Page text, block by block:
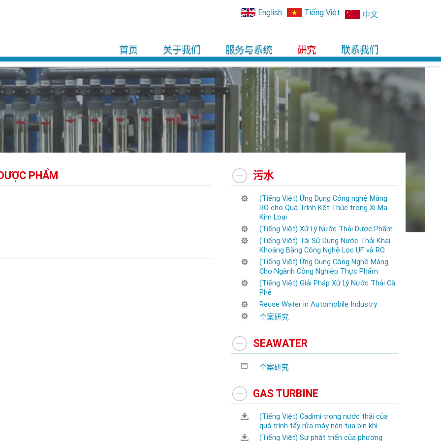
English Tiếng Việt 中文
首页 关于我们 服务与系统 研究 联系我们
PHẨM 污水
(Tiếng Việt) Ứng Dụng Công nghệ Màng
RO cho Quá Trình Kết Thúc trong Xi Mạ
Kim Loại
(Tiếng Việt) Xử Lý Nước Thải Dược Phẩm
(Tiếng Việt) Tái Sử Dụng Nước Thải Khai
Khoáng Bằng Công Nghệ Lọc UF và RO
(Tiếng Việt) Ứng Dụng Công Nghệ Màng
Cho Ngành Công Nghiệp Thực Phẩm
(Tiếng Việt) Giải Pháp Xử Lý Nước Thải Cà
Phê
Reuse Water in Automobile Industry
个案研究
SEAWATER
个案研究
GAS TURBINE
(Tiếng Việt) Cadimi trong nước thải của
quá trình tẩy rửa máy nén tua bin khí
(Tiếng Việt) Sự phát triển của phương